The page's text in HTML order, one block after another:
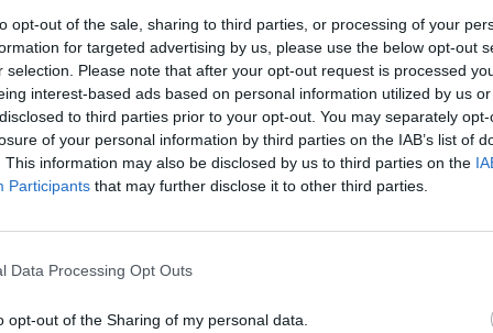
opt-out of the sale, sharing to third parties, or processing of your
for targeted advertising by us, please use the below opt-out
selection. Please note that after your opt-out request is processed
interest-based ads based on personal information utilized by us
to third parties prior to your opt-out. You may separately
of your personal information by third parties on the IAB’s list of
This information may also be disclosed by us to third parties on the
Participants that may further disclose it to other third parties.
Data Processing Opt Outs
opt-out of the Sharing of my personal data.
si prepara a difendersi. A cosa allude
intuirlo, visto che nel transatlantico
d'altro che di riformare la legge Gasparri
il precedente governo Berlusconi.
Che il nuovo ministro delle
Paolo Gentiloni, voglia da tempo
modifiche al testo varato dal suo
di Alleanza Nazionale non è un mistero.
dei mass media: quello sul conflitto
che, strada facendo, si è
Rudy Giuliani a Come States?
Trump, Meloni e la strategia
americana